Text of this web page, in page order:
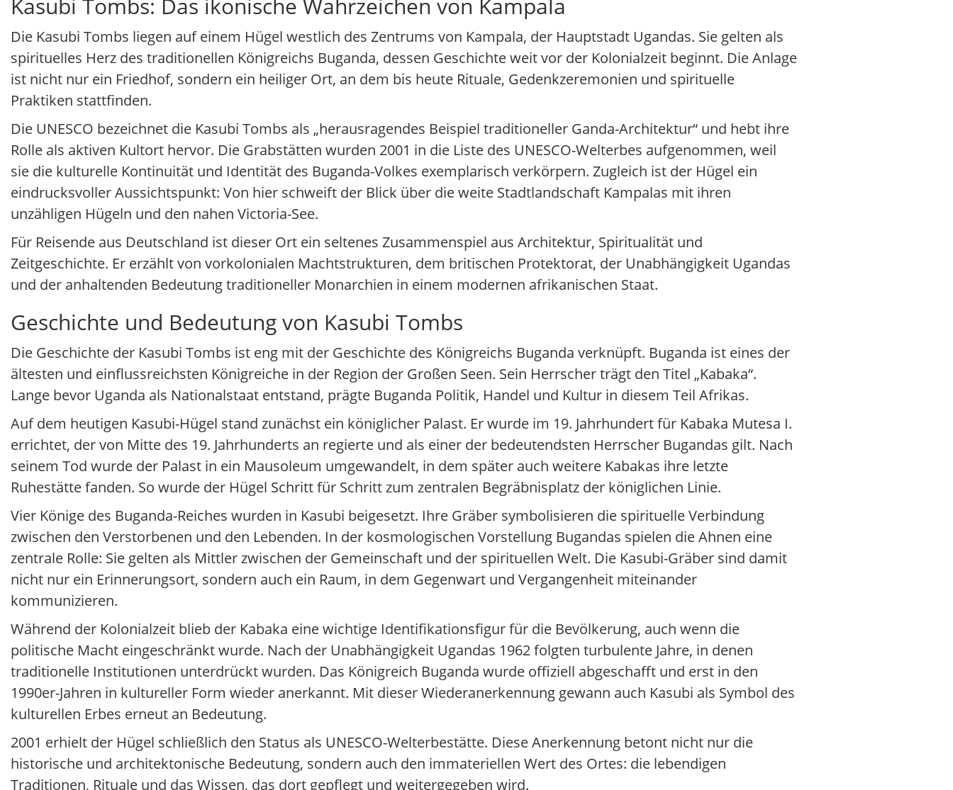
Kasubi Tombs: Das ikonische Wahrzeichen von Kampala
Die Kasubi Tombs liegen auf einem Hügel westlich des Zentrums von Kampala, der Hauptstadt Ugandas. Sie gelten als
spirituelles Herz des traditionellen Königreichs Buganda, dessen Geschichte weit vor der Kolonialzeit beginnt. Die Anlage
ist nicht nur ein Friedhof, sondern ein heiliger Ort, an dem bis heute Rituale, Gedenkzeremonien und spirituelle
Praktiken stattfinden.
Die UNESCO bezeichnet die Kasubi Tombs als „herausragendes Beispiel traditioneller Ganda-Architektur“ und hebt ihre
Rolle als aktiven Kultort hervor. Die Grabstätten wurden 2001 in die Liste des UNESCO-Welterbes aufgenommen, weil
sie die kulturelle Kontinuität und Identität des Buganda-Volkes exemplarisch verkörpern. Zugleich ist der Hügel ein
eindrucksvoller Aussichtspunkt: Von hier schweift der Blick über die weite Stadtlandschaft Kampalas mit ihren
unzähligen Hügeln und den nahen Victoria-See.
Für Reisende aus Deutschland ist dieser Ort ein seltenes Zusammenspiel aus Architektur, Spiritualität und
Zeitgeschichte. Er erzählt von vorkolonialen Machtstrukturen, dem britischen Protektorat, der Unabhängigkeit Ugandas
und der anhaltenden Bedeutung traditioneller Monarchien in einem modernen afrikanischen Staat.
Geschichte und Bedeutung von Kasubi Tombs
Die Geschichte der Kasubi Tombs ist eng mit der Geschichte des Königreichs Buganda verknüpft. Buganda ist eines der
ältesten und einflussreichsten Königreiche in der Region der Großen Seen. Sein Herrscher trägt den Titel „Kabaka“.
Lange bevor Uganda als Nationalstaat entstand, prägte Buganda Politik, Handel und Kultur in diesem Teil Afrikas.
Auf dem heutigen Kasubi-Hügel stand zunächst ein königlicher Palast. Er wurde im 19. Jahrhundert für Kabaka Mutesa I.
errichtet, der von Mitte des 19. Jahrhunderts an regierte und als einer der bedeutendsten Herrscher Bugandas gilt. Nach
seinem Tod wurde der Palast in ein Mausoleum umgewandelt, in dem später auch weitere Kabakas ihre letzte
Ruhestätte fanden. So wurde der Hügel Schritt für Schritt zum zentralen Begräbnisplatz der königlichen Linie.
Vier Könige des Buganda-Reiches wurden in Kasubi beigesetzt. Ihre Gräber symbolisieren die spirituelle Verbindung
zwischen den Verstorbenen und den Lebenden. In der kosmologischen Vorstellung Bugandas spielen die Ahnen eine
zentrale Rolle: Sie gelten als Mittler zwischen der Gemeinschaft und der spirituellen Welt. Die Kasubi-Gräber sind damit
nicht nur ein Erinnerungsort, sondern auch ein Raum, in dem Gegenwart und Vergangenheit miteinander
kommunizieren.
Während der Kolonialzeit blieb der Kabaka eine wichtige Identifikationsfigur für die Bevölkerung, auch wenn die
politische Macht eingeschränkt wurde. Nach der Unabhängigkeit Ugandas 1962 folgten turbulente Jahre, in denen
traditionelle Institutionen unterdrückt wurden. Das Königreich Buganda wurde offiziell abgeschafft und erst in den
1990er-Jahren in kultureller Form wieder anerkannt. Mit dieser Wiederanerkennung gewann auch Kasubi als Symbol des
kulturellen Erbes erneut an Bedeutung.
2001 erhielt der Hügel schließlich den Status als UNESCO-Welterbestätte. Diese Anerkennung betont nicht nur die
historische und architektonische Bedeutung, sondern auch den immateriellen Wert des Ortes: die lebendigen
Traditionen, Rituale und das Wissen, das dort gepflegt und weitergegeben wird.